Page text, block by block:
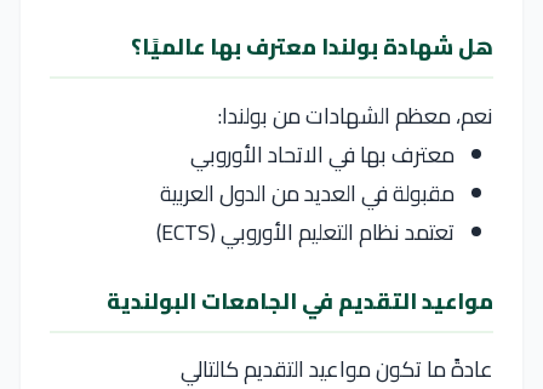
هل شهادة بولندا معترف بها عالميًا؟
نعم، معظم الشهادات منبولندا:
معترف بها في الاتحاد الأوروبي
مقبولة في العديد من الدول العربية
تعتمد نظام التعليم الأوروبي (ECTS)
مواعيد التقديم في الجامعات البولندية
عادةً ما تكون مواعيد التقديم كالتالي